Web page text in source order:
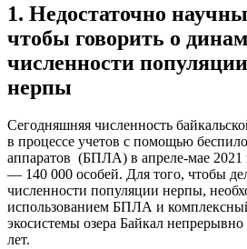
1. Недостаточно
чтобы говорить о
численности
нерпы
Сегодняшняя численность
в процессе учетов с помощью
аппаратов (БПЛА) в апреле-мае 2021
— 140 000 особей. Для того, чтобы
численности популяции нерпы,
использованием БПЛА и
экосистемы озера Байкал непрерывно
лет.